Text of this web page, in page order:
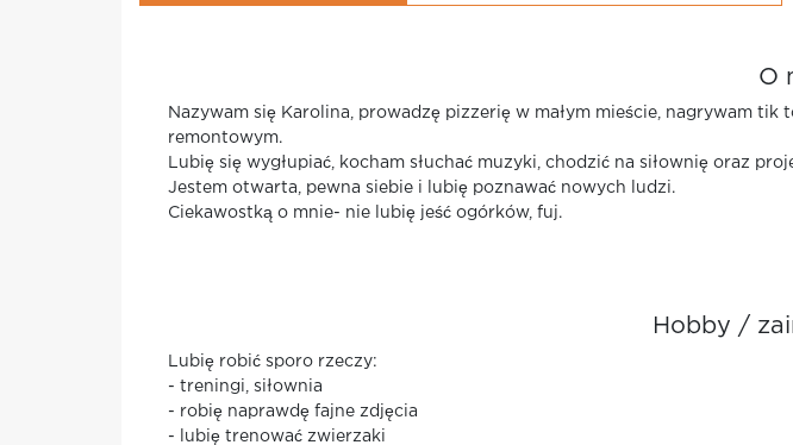
O
Nazywam się Karolina, prowadzę pizzerię w małym mieście, nagrywam
remontowym.
Lubię się wygłupiać, kocham słuchać muzyki, chodzić na siłownię oraz
Jestem otwarta, pewna siebie i lubię poznawać nowych ludzi.
Ciekawostką o mnie- nie lubię jeść ogórków, fuj.
Hobby /
Lubię robić sporo rzeczy:
- treningi, siłownia
- robię naprawdę fajne zdjęcia
- lubię trenować zwierzaki